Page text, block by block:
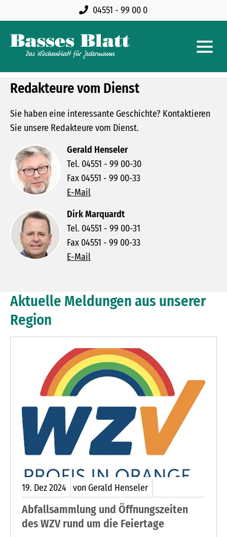
04551 - 99 00 0
Redakteure vom Dienst
Sie haben eine interessante Geschichte? Kontaktieren
Sie unsere Redakteure vom Dienst.
Gerald Henseler
Tel. 04551 - 99 00-30
Fax 04551 - 99 00-33
E-Mail
Dirk Marquardt
Tel. 04551 - 99 00-31
Fax 04551 - 99 00-33
E-Mail
Aktuelle Meldungen aus unserer
Region
19. Dez2024 von Gerald Henseler
Abfallsammlung und Öffnungszeiten
des WZV rund um die Feiertage